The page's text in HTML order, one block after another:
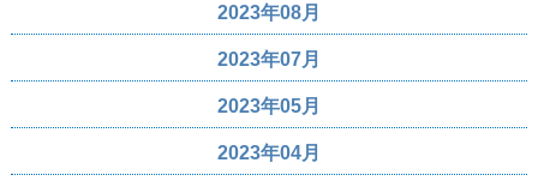
2023年08月
2023年07月
2023年05月
2023年04月